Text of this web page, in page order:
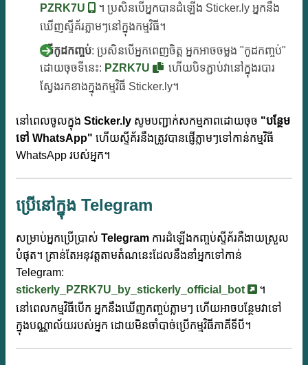
PZRK7U
។ ប្រសិនបើអ្នកបានដំឡើង Sticker.ly អ្នកនឹង
ឃើញស្ទីគ័រភ្លាមៗនៅក្នុងកម្មវិធី។
ប្រើកូដកញ្ចប់: ប្រសិនបើអ្នកពេញចិត្ត អ្នកអាចចម្លង "កូដកញ្ចប់"
ដោយចុចទីនេះ: PZRK7U
ហើយបិទភ្ជាប់វានៅក្នុងរបារ
ស្វែងរកខាងក្នុងកម្មវិធី Sticker.ly។
នៅពេលចូលក្នុង Sticker.ly សូមបញ្ជាក់សកម្មភាពដោយចុច "បន្ថែម
ទៅ WhatsApp" ហើយស្ទីគ័រនឹងត្រូវបានផ្ញើភ្លាមៗទៅកាន់កម្មវិធី
WhatsApp របស់អ្នក។
ប្រើនៅក្នុង Telegram
សម្រាប់អ្នកប្រើប្រាស់ Telegram ការដំឡើងកញ្ចប់ស្ទីគ័រគឺងាយស្រួល
បំផុត។ គ្រាន់តែអនុវត្តតាមតំណនេះដែលនឹងនាំអ្នកទៅកាន់
Telegram:
stickerly_PZRK7U_by_stickerly_official_bot
។
នៅពេលកម្មវិធីបើក អ្នកនឹងឃើញកញ្ចប់ភ្លាមៗ ហើយអាចបន្ថែមវាទៅ
ក្នុងបណ្ណាល័យរបស់អ្នក ដោយមិនចាំបាច់ប្រើកម្មវិធីភាគីទីបី។